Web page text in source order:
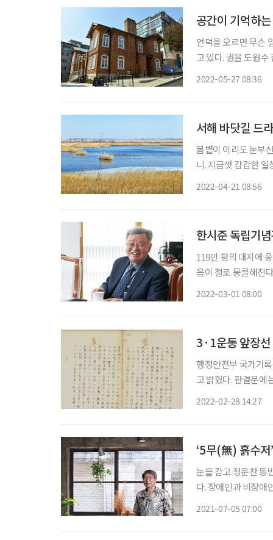
공간이 기억하
언덕을 오르면 무슨
고 있다. 권율 도원
2022-05-27 08:36
서해 바닷길 드
봄볕이 이리도 눈부
니. 지금껏 갑갑한
2022-04-21 08:56
한시준 독립기
119만 평의 대지에
음이 절로 뭉클해진
2022-03-01 08:00
3·1운동 앞장
행정안전부 국가기
고 밝혔다. 판결문에는
2022-02-28 14:27
‘5무(無) 흙수저
눈을 감고 정운찬 동
다. 장애인과 비장애
2021-07-05 07:00